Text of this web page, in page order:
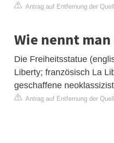
Antrag auf Entfernung der
Wie nennt
Die Freiheitsstatue
Liberty; französisch La
geschaffene
Antrag auf Entfernung der